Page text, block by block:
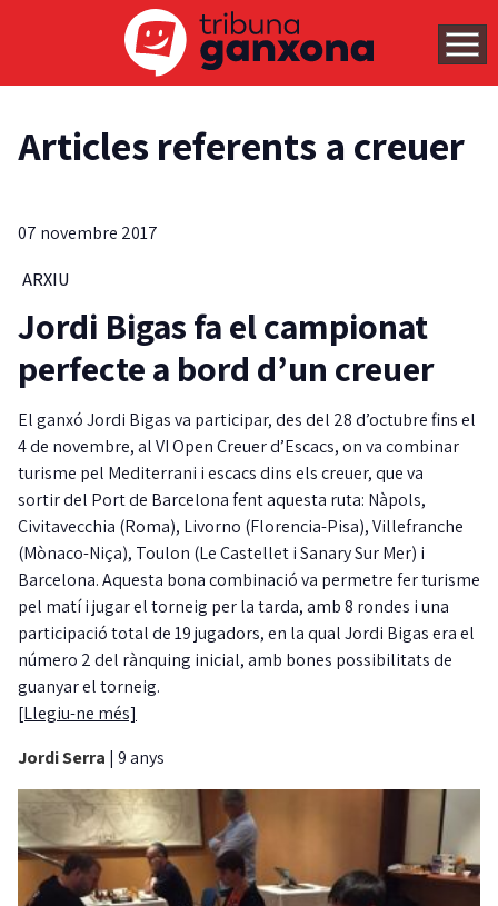
Articles referents a creuer
07 novembre 2017
ARXIU
Jordi Bigas fa el campionat
perfecte a bord d’un creuer
El ganxó Jordi Bigas va participar, des del 28 d’octubre fins el
4 de novembre, al VI Open Creuer d’Escacs, on va combinar
turisme pel Mediterrani i escacs dins els creuer, que va
sortir del Port de Barcelona fent aquesta ruta: Nàpols,
Civitavecchia (Roma), Livorno (Florencia-Pisa), Villefranche
(Mònaco-Niça), Toulon (Le Castellet i Sanary Sur Mer) i
Barcelona. Aquesta bona combinació va permetre fer turisme
pel matí i jugar el torneig per la tarda, amb 8 rondes i una
participació total de 19 jugadors, en la qual Jordi Bigas era el
número 2 del rànquing inicial, amb bones possibilitats de
guanyar el torneig.
[Llegiu-ne més]
Jordi Serra | 9 anys